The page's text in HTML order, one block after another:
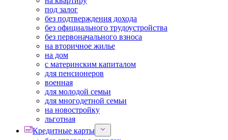
под залог
без подтверждения дохода
без официального трудоустройства
без первоначального взноса
на вторичное жилье
на дом
с материнским капиталом
для пенсионеров
военная
для молодой семьи
для многодетной семьи
на новостройку
льготная
Кредитные карты